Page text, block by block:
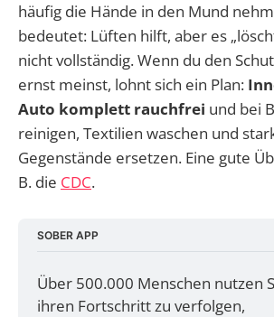
häufig die Hände in den Mund
bedeutet: Lüften hilft, aber es
nicht vollständig. Wenn du den
ernst meinst, lohnt sich ein Plan:
Auto komplett rauchfrei und bei
reinigen, Textilien waschen und
Gegenstände ersetzen. Eine gute
B. die CDC.
SOBER APP
Über 500.000 Menschen nutzen
ihren Fortschritt zu verfolgen,